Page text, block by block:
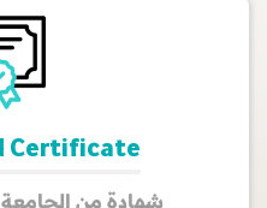
Certificate
شهادة من الجامعة